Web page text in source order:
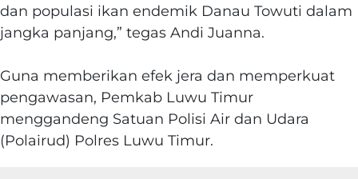
dan populasi ikan endemik Danau Towuti dalam
jangka panjang,” tegas Andi Juanna.
‎Guna memberikan efek jera dan memperkuat
pengawasan, Pemkab Luwu Timur
menggandeng Satuan Polisi Air dan Udara
(Polairud) Polres Luwu Timur.